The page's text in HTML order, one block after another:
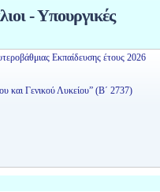
- Υπουργικές
Εκπαίδευσης έτους 2026
και Γενικού Λυκείου” (Β΄ 2737)